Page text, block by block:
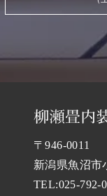
〒946-0011
新潟県魚沼市
TEL:025-792-